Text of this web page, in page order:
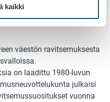
kaikki
elintapojen ja
sekä uuden
väestön ravitsemuksesta
on laadittu 1980-luvun
julkaisi
vuonna